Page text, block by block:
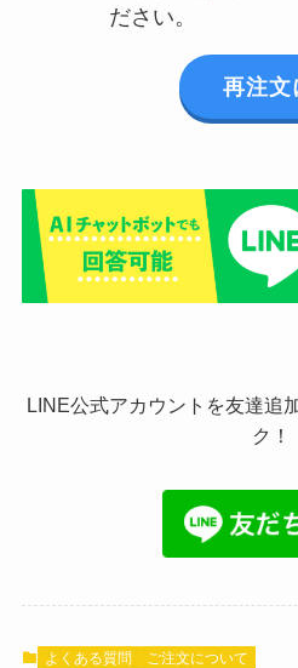
ださい。
再注文
LINE公式アカウントを友達追
ク！
よくある質問 ご注文について